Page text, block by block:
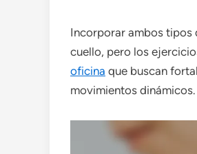
Incorporar ambos tipos
cuello, pero los
oficina que buscan
movimientos dinámicos.